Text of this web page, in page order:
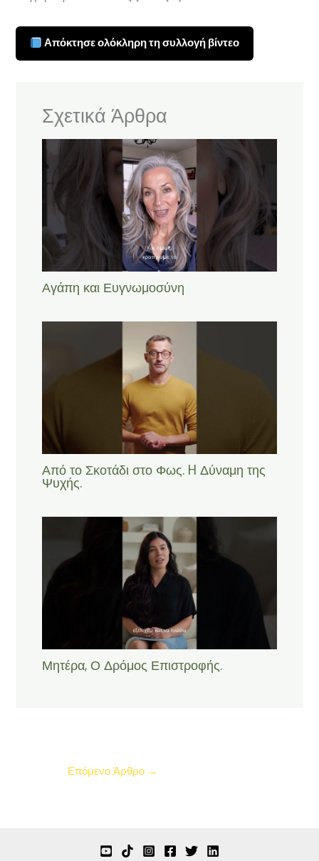
Απόκτησε ολόκληρη τη συλλογή βίντεο
Σχετικά Άρθρα
Αγάπη και Ευγνωμοσύνη
Από το Σκοτάδι στο Φως. H Δύναμη της
Ψυχής.
Μητέρα, Ο Δρόμος Επιστροφής.
Επόμενο Άρθρο →